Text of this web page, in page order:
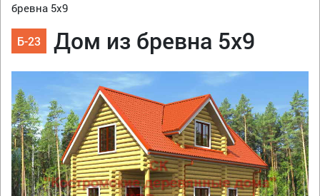
бревна 5х9
Б-23 Дом из бревна 5х9